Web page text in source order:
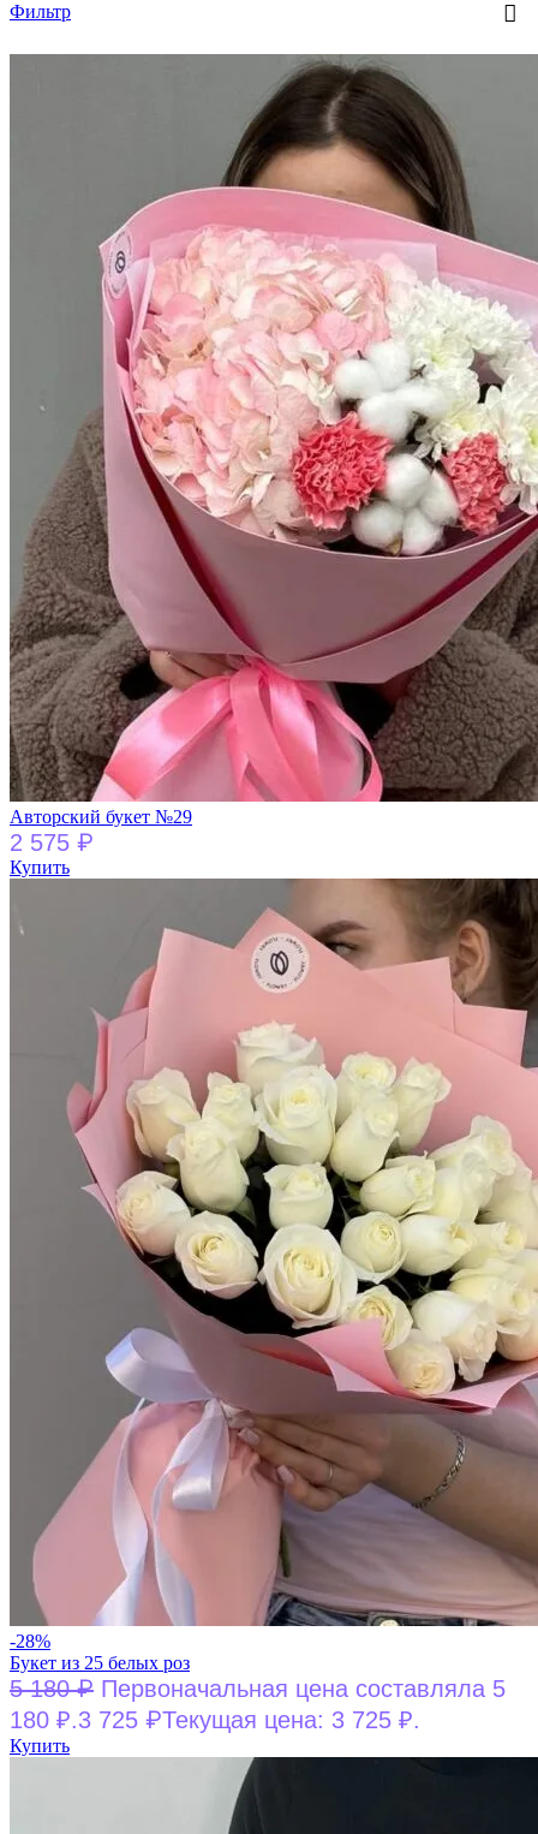
Фильтр
Авторский букет №29
2 575 ₽
Купить
-28%
Букет из 25 белых роз
5 180₽ Первоначальная цена составляла 5
180 ₽.3 725 ₽Текущая цена: 3 725 ₽.
Купить